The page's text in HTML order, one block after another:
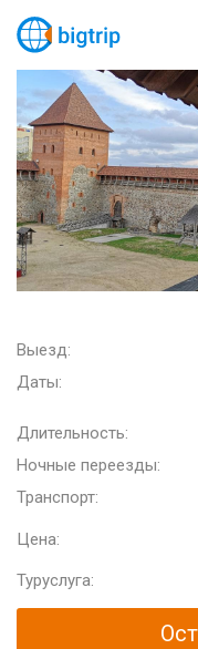
Выезд:
Даты:
Длительность:
Ночные переезды:
Транспорт:
Цена:
Туруслуга: